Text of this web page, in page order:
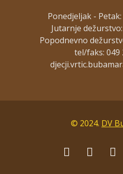
Ponedjeljak -
Jutarnje
Popodnevno
tel/faks: 049
© 2024. DV